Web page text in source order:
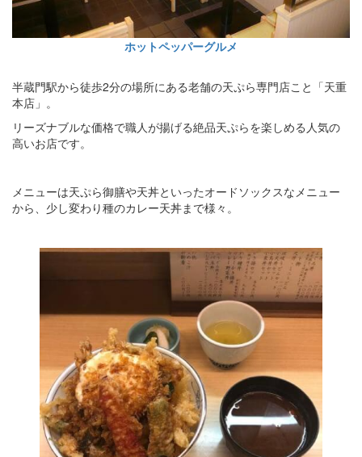
ホットペッパーグルメ
半蔵門駅から徒歩2分の場所にある老舗の天ぷら専門店こと「天重
本店」。
リーズナブルな価格で職人が揚げる絶品天ぷらを楽しめる人気の
高いお店です。
メニューは天ぷら御膳や天丼といったオードソックスなメニュー
から、少し変わり種のカレー天丼まで様々。